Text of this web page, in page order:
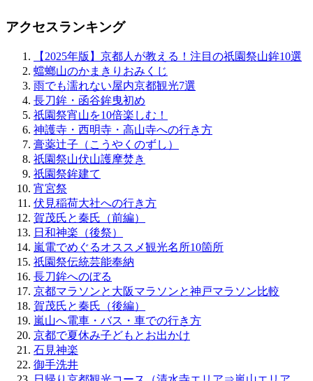
アクセスランキング
【2025年版】京都人が教える！注目の祇園祭山鉾10選
蟷螂山のかまきりおみくじ
雨でも濡れない屋内京都観光7選
長刀鉾・函谷鉾曳初め
祇園祭宵山を10倍楽しむ！
神護寺・西明寺・高山寺への行き方
膏薬辻子（こうやくのずし）
祇園祭山伏山護摩焚き
祇園祭鉾建て
宵宮祭
伏見稲荷大社への行き方
賀茂氏と秦氏（前編）
日和神楽（後祭）
嵐電でめぐるオススメ観光名所10箇所
祇園祭伝統芸能奉納
長刀鉾へのぼる
京都マラソンと大阪マラソンと神戸マラソン比較
賀茂氏と秦氏（後編）
嵐山へ電車・バス・車での行き方
京都で夏休み子どもとお出かけ
石見神楽
御手洗井